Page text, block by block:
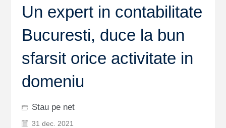
Un expert in contabilitate
Bucuresti, duce la bun
sfarsit orice activitate in
domeniu
Stau pe net
31 dec. 2021